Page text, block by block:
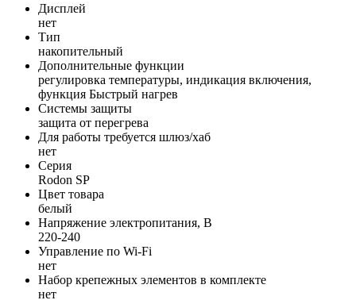
Дисплей
нет
Тип
накопительный
Дополнительные функции
регулировка температуры, индикация включения,
функция Быстрый нагрев
Системы защиты
защита от перегрева
Для работы требуется шлюз/хаб
нет
Серия
Rodon SP
Цвет товара
белый
Напряжение электропитания, В
220-240
Управление по Wi-Fi
нет
Набор крепежных элементов в комплекте
нет